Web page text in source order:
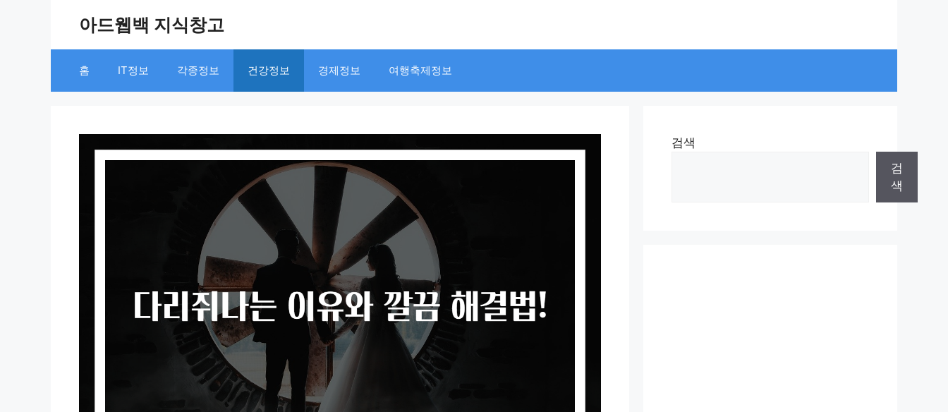
아드웹백 지식창고
홈 IT정보 각종정보 건강정보 경제정보 여행축제정보
검색
검
색